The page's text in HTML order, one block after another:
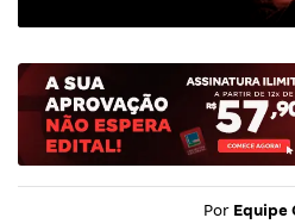
Por Equipe